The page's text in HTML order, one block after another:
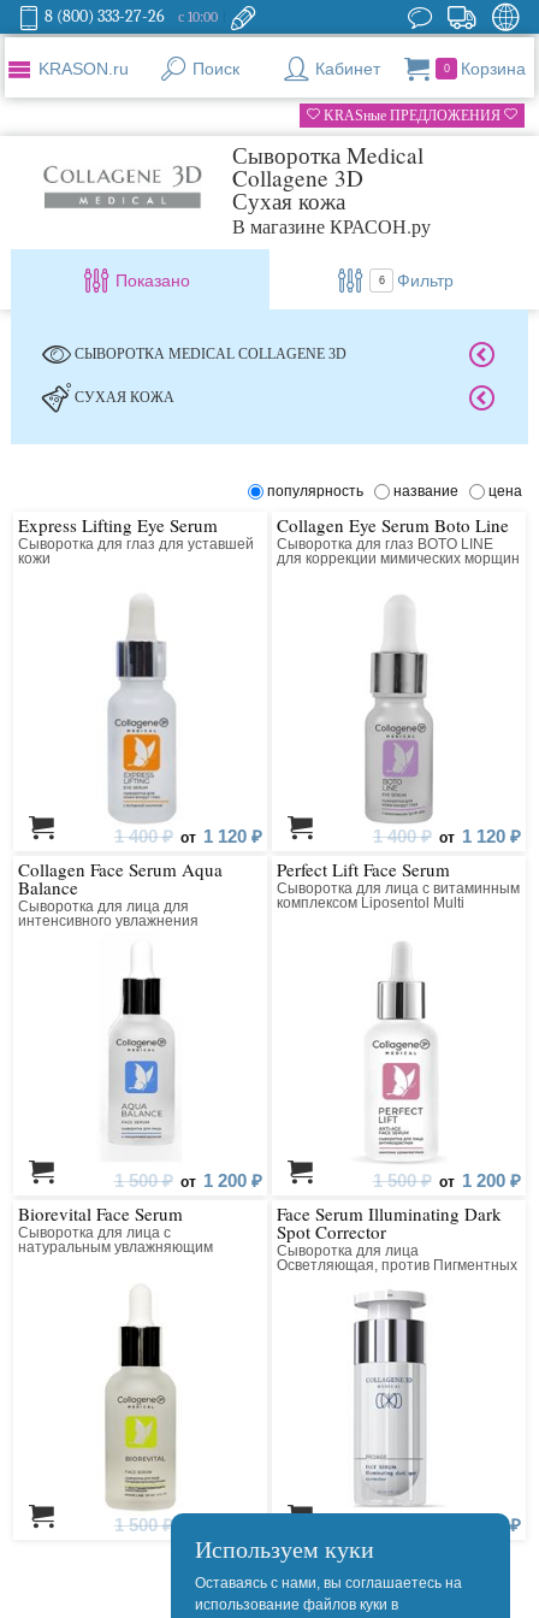
8 (800) 333-27-26 с 10:00
KRASON.ru Поиск Кабинет 0 Корзина
KRASные ПРЕДЛОЖЕНИЯ
Сыворотка Medical
Collagene 3D
Сухая кожа
В магазине КРАСОН.ру
Показано 6 Фильтр
СЫВОРОТКА MEDICAL COLLAGENE 3D
СУХАЯ КОЖА
популярность название цена
Express Lifting Eye Serum
Сыворотка для глаз для уставшей
кожи
1 400 ₽ от 1 120 ₽
Collagen Eye Serum Boto Line
Сыворотка для глаз BOTO LINE
для коррекции мимических морщин
1 400 ₽ от 1 120 ₽
Collagen Face Serum Aqua
Balance
Сыворотка для лица для
интенсивного увлажнения
1 500 ₽ от 1 200 ₽
Perfect Lift Face Serum
Сыворотка для лица с витаминным
комплексом Liposentol Multi
1 500 ₽ от 1 200 ₽
Biorevital Face Serum
Сыворотка для лица с
натуральным увлажняющим
1 500 ₽
Face Serum Illuminating Dark
Spot Corrector
Сыворотка для лица
Осветляющая, против Пигментных
4 962 ₽
Используем куки
Оставаясь с нами, вы соглашаетесь на
использование файлов куки в